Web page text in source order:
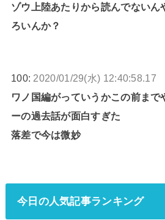
ゾウ上陸あたりから読んでないん
ろいんか？
100: 2020/01/29(水) 12:40:58.17
ワノ国編がっていうかこの前まで
ーの過去話が面白すぎた
落差で今は微妙
今日の人気記事ランキング